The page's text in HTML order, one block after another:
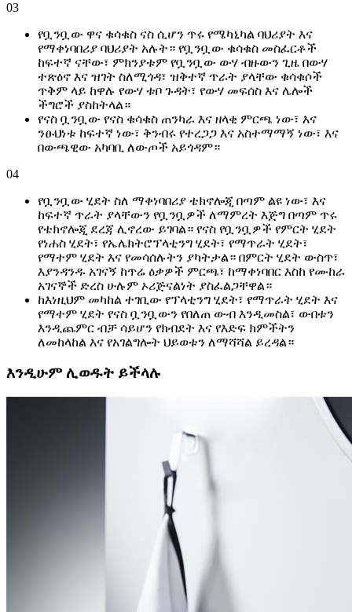
03
የቧንቧው ዋና ቁሳቁስ ናስ ሲሆን ጥሩ የሜካኒካል ባህሪያት እና
የማቀነባበሪያ ባህሪያት አሉት። የቧንቧው ቁሳቁስ መስፈርቶች
ከፍተኛ ናቸው፣ ምክንያቱም የቧንቧው ውሃ ብዙውን ጊዜ በውሃ
ተጽዕኖ እና ዝገት ስለሚጎዳ፣ ዝቅተኛ ጥራት ያላቸው ቁሳቁሶች
ጥቅም ላይ ከዋሉ የውሃ ቱቦ ጉዳት፣ የውሃ መፍሰስ እና ሌሎች
ችግሮች ያስከትላል።
የናስ ቧንቧው የናስ ቁሳቁስ ጠንካራ እና ዘላቂ ምርጫ ነው፣ እና
ንፁህነቱ ከፍተኛ ነው፣ ቅንብሩ የተረጋጋ እና አስተማማኝ ነው፣ እና
በውጫዊው አካባቢ ለውጦች አይጎዳም።
04
የቧንቧው ሂደት ስለ ማቀነባበሪያ ቴክኖሎጂ በጣም ልዩ ነው፣ እና
ከፍተኛ ጥራት ያላቸውን የቧንቧዎች ለማምረት እጅግ በጣም ጥሩ
የቴክኖሎጂ ደረጃ ሊኖረው ይገባል። የናስ የቧንቧዎች የምርት ሂደት
የነሐስ ሂደት፣ የኤሌክትሮፕላቲንግ ሂደት፣ የማጥራት ሂደት፣
የማተም ሂደት እና የመሳሰሉትን ያካትታል። በምርት ሂደት ውስጥ፣
እያንዳንዱ አገናኝ ከጥሬ ዕቃዎች ምርጫ፣ ከማቀነባበር እስከ የሙከራ
አገናኞች ድረስ ሁሉም ኦሪጅናልነት ያስፈልጋቸዋል።
ከእነዚህም መካከል ተገቢው የፕላቲንግ ሂደት፣ የማጥራት ሂደት እና
የማተም ሂደት የናስ ቧንቧውን የበለጠ ውብ እንዲመስል፣ ውበቱን
እንዲጨምር ብቻ ሳይሆን የክብደት እና የእድፍ ክምችትን
ለመከላከል እና የአገልግሎት ህይወቱን ለማሻሻል ይረዳል።
እንዲሁም ሊወዱት ይችላሉ